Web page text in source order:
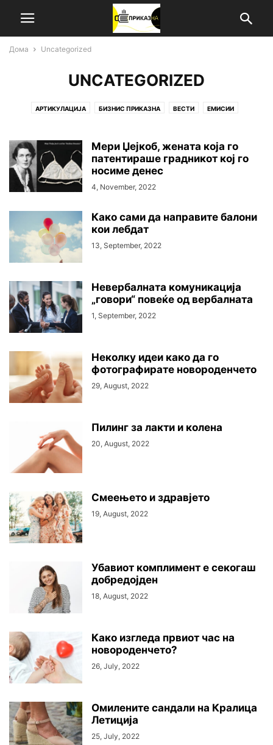
Дома Uncategorized
UNCATEGORIZED
АРТИКУЛАЦИЈА БИЗНИС ПРИКАЗНА ВЕСТИ ЕМИСИИ
Мери Џејкоб, жената која го
патентираше градникот кој го
носиме денес
4, November, 2022
Како сами да направите балони
кои лебдат
13, September, 2022
Невербалната комуникација
„говори“ повеќе од вербалната
1, September, 2022
Неколку идеи како да го
фотографирате новороденчето
29, August, 2022
Пилинг за лакти и колена
20, August, 2022
Смеењето и здравјето
19, August, 2022
Убавиот комплимент е секогаш
добредојден
18, August, 2022
Како изгледа првиот час на
новороденчето?
26, July, 2022
Омилените сандали на Кралица
Летиција
25, July, 2022